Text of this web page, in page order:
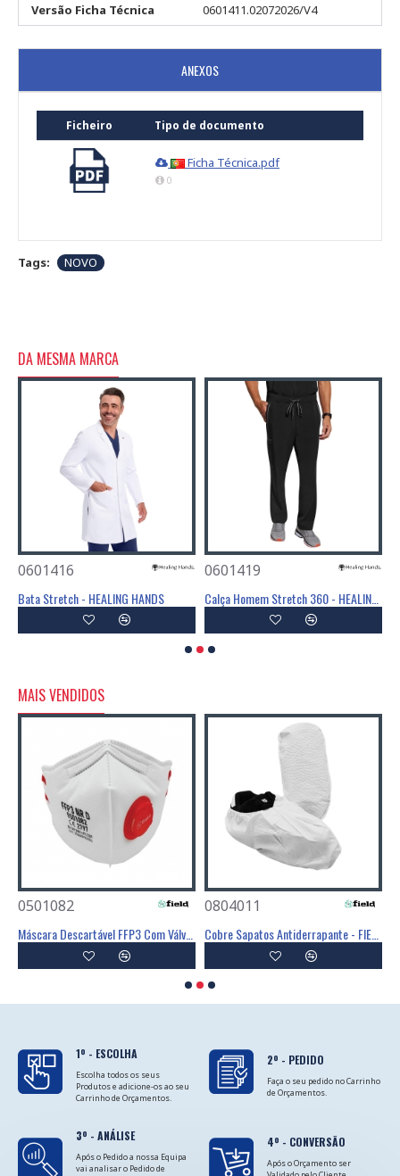
Versão Ficha Técnica
0601411.02072026/V4
ANEXOS
Ficheiro Tipo de documento
Ficha Técnica.pdf
0
Tags: NOVO
DA MESMA MARCA
0601416
Bata Stretch - HEALING HANDS
0601419
MAIS VENDIDOS
0501082 0804011
1º - ESCOLHA
Escolha todos os seus
Produtos e adicione-os ao seu
Carrinho de Orçamentos.
2º - PEDIDO
Faça o seu pedido no Carrinho
de Orçamentos.
3º - ANÁLISE
Após o Pedido a nossa Equipa
vai analisar o Pedido de
4º - CONVERSÃO
Após o Orçamento ser